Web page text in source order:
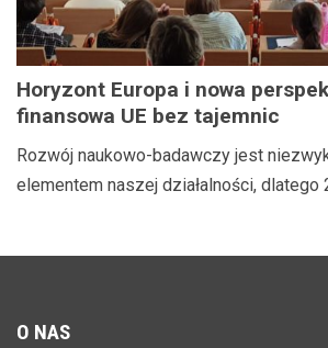
Horyzont Europa i nowa
finansowa UE bez tajemnic
Rozwój naukowo-badawczy jest
elementem naszej działalności, dlatego
O NAS